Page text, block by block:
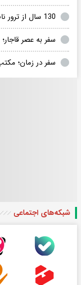
130 سال از ترور ناصرالدین شاه قاجار گذشت
سفر به عصر
سفر در زمان؛
شبکه‌های اجتماعی